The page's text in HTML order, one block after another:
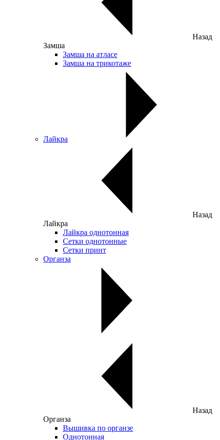
Назад
Замша
Замша на атласе
Замша на трикотаже
Лайкра
Назад
Лайкра
Лайкра однотонная
Сетки однотонные
Сетки принт
Органза
Назад
Органза
Вышивка по органзе
Однотонная